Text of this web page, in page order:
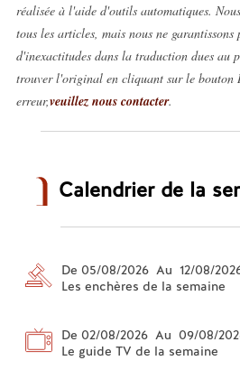
réalisée à l'aide d'outils automatiques.
tous les articles, mais nous ne garantissons
d'inexactitudes dans la traduction dues au
trouver l'original en cliquant sur le bouton
erreur,veuillez nous contacter.
Calendrier de la
De 05/08/2026 Au 12/08/
Les enchères de la semaine
De 02/08/2026 Au 09/08/
Le guide TV de la semaine